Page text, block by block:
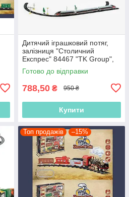
Дитячий іграшковий потяг,
залізниця "Столичний
Експрес" 84467 "TK Group",
озвучено українською мовою
Готово до відправки
788,50 ₴ 950 ₴
Купити
Топ продажів –15%